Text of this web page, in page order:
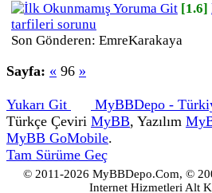
[1.6]
tarfileri sorunu
Son Gönderen: EmreKarakaya
Sayfa: « 96 »
Yukarı Git
MyBBDepo -
Türkçe Çeviri MyBB, Yazılım
MyBB GoMobile.
Tam Sürüme Geç
© 2011-2026 MyBBDepo.Com, ©
Internet Hizmetleri Alt